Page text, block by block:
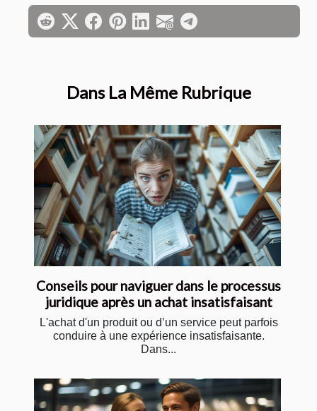
Dans La Même Rubrique
Conseils pour naviguer dans le processus
juridique après un achat insatisfaisant
L'achat d'un produit ou d’un service peut parfois
conduire à une expérience insatisfaisante.
Dans...